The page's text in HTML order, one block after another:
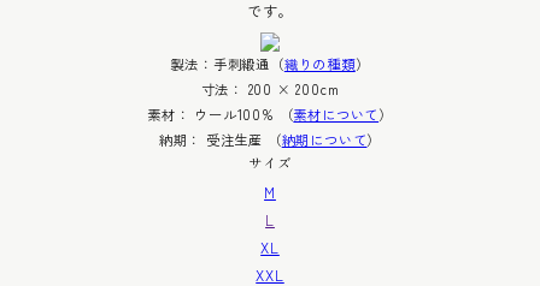
です。
製法：手刺緞通（織りの種類）
寸法： 200 × 200cm
素材： ウール100% （素材について）
納期： 受注生産 （納期について）
サイズ
M
L
XL
XXL